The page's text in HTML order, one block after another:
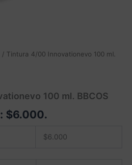
/ Tintura 4/00 Innovationevo 100 ml.
100 ml. BBCOS
$6.000.
$6.000